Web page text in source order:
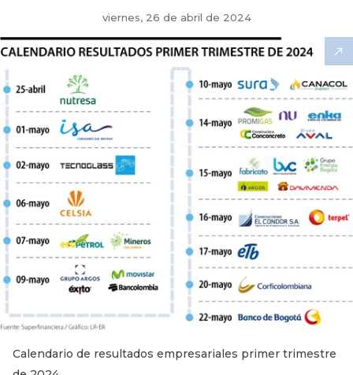
viernes, 26 de abril de 2024
Calendario de resultados empresariales primer trimestre